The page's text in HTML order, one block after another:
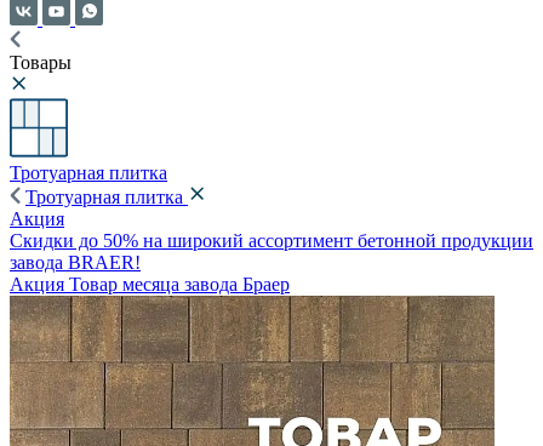
Товары
Тротуарная плитка
Тротуарная плитка
Акция
Скидки до 50% на широкий ассортимент бетонной продукции
завода BRAER!
Акция Товар месяца завода Браер